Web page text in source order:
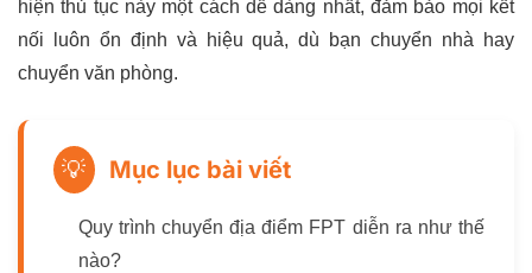
hiện thủ tục này một cách dễ dàng nhất, đảm bảo mọi kết
nối luôn ổn định và hiệu quả, dù bạn chuyển nhà hay
chuyển văn phòng.
💡 Mục lục bài viết
Quy trình chuyển địa điểm FPT diễn ra như thế
nào?